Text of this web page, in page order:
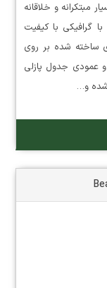
مبتکرانه و خلاقانه
به صورت 3 بعدی و با گرافیکی با کیفیت
ساخته شده بر روی
عمودی جدول پازلی
شده و…